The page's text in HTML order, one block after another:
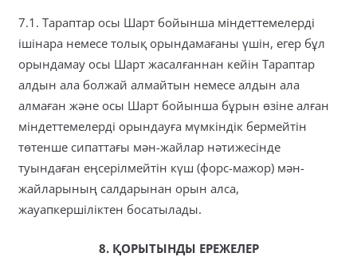
7.1. Тараптар осы Шарт бойынша міндеттемелерді
ішінара немесе толық орындамағаны үшін, егер бұл
орындамау осы Шарт жасалғаннан кейін Тараптар
алдын ала болжай алмайтын немесе алдын ала
алмаған және осы Шарт бойынша бұрын өзіне алған
міндеттемелерді орындауға мүмкіндік бермейтін
төтенше сипаттағы мән-жайлар нәтижесінде
туындаған еңсерілмейтін күш (форс-мажор) мән-
жайларының салдарынан орын алса,
жауапкершіліктен босатылады.
8. ҚОРЫТЫНДЫ ЕРЕЖЕЛЕР